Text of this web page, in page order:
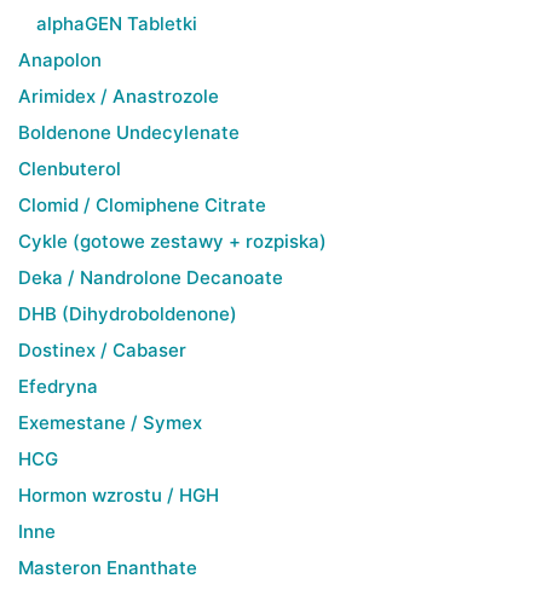
alphaGEN Tabletki
Anapolon
Arimidex / Anastrozole
Boldenone Undecylenate
Clenbuterol
Clomid / Clomiphene Citrate
Cykle (gotowe zestawy + rozpiska)
Deka / Nandrolone Decanoate
DHB (Dihydroboldenone)
Dostinex / Cabaser
Efedryna
Exemestane / Symex
HCG
Hormon wzrostu / HGH
Inne
Masteron Enanthate